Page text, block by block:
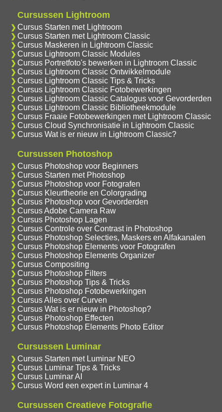
Cursussen Lightroom
Cursus Starten met Lightroom
Cursus Starten met Lightroom Classic
Cursus Maskeren in Lightroom Classic
Cursus Lightroom Classic Modules
Cursus Portretfoto's bewerken in Lightroom Classic
Cursus Lightroom Classic Ontwikkelmodule
Cursus Lightroom Classic Tips & Tricks
Cursus Lightroom Classic Fotobewerkingen
Cursus Lightroom Classic Catalogus voor Gevorderden
Cursus Lightroom Classic Bibliotheekmodule
Cursus Fraaie Fotobewerkingen met Lightroom Classic
Cursus Cloud Synchronisatie in Lightroom Classic
Cursus Wat is er nieuw in Lightroom Classic?
Cursussen Photoshop
Cursus Photoshop voor Beginners
Cursus Starten met Photoshop
Cursus Photoshop voor Fotografen
Cursus Kleurtheorie en Colorgrading
Cursus Photoshop voor Gevorderden
Cursus Adobe Camera Raw
Cursus Photoshop Lagen
Cursus Controle over Contrast in Photoshop
Cursus Photoshop Selecties, Maskers en Alfakanalen
Cursus Photoshop Elements voor Fotografen
Cursus Photoshop Elements Organizer
Cursus Compositing
Cursus Photoshop Filters
Cursus Photoshop Tips & Tricks
Cursus Photoshop Fotobewerkingen
Cursus Alles over Curven
Cursus Wat is er nieuw in Photoshop?
Cursus Photoshop Effecten
Cursus Photoshop Elements Photo Editor
Cursussen Luminar
Cursus Starten met Luminar NEO
Cursus Luminar Tips & Tricks
Cursus Luminar AI
Cursus Word een expert in Luminar 4
Cursussen Creatieve Fotografie